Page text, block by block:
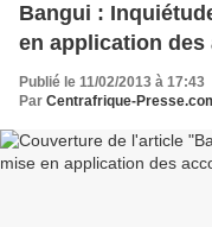
Bangui :
en application
Publié le 11/02/2013 à 17:43
Par Centrafrique-